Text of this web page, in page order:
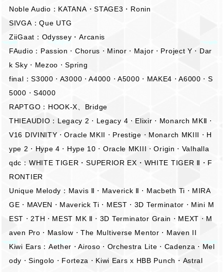
Noble Audio：KATANA・STAGE3・Ronin
SIVGA：Que UTG
ZiiGaat：Odyssey・Arcanis
FAudio：Passion ⋅ Chorus ⋅ Minor ⋅ Major ⋅ Project Y ⋅ Dar
k Sky ⋅ Mezoo ⋅ Spring
final：S3000 ⋅ A3000 ⋅ A4000 ⋅ A5000 ⋅ MAKE4 ⋅ A6000 ⋅ S
5000 ⋅ S4000
RAPTGO：HOOK-X、Bridge
THIEAUDIO：Legacy 2 ⋅ Legacy 4 ⋅ Elixir ⋅ Monarch MKⅡ ⋅
V16 DIVINITY ⋅ Oracle MKII ⋅ Prestige ⋅ Monarch MKIII ⋅ H
ype 2 ⋅ Hype 4 ⋅ Hype 10 ⋅ Oracle MKIII ⋅ Origin ⋅ Valhalla
qdc：WHITE TIGER・SUPERIOR EX・WHITE TIGER Ⅱ・F
RONTIER
Unique Melody：Mavis Ⅱ ⋅ Maverick Ⅱ ⋅ Macbeth Ti ⋅ MIRA
GE ⋅ MAVEN ⋅ Maverick Ti ⋅ MEST ⋅ 3D Terminator ⋅ Mini M
EST ⋅ 2TH ⋅ MEST MK Ⅱ ⋅ 3D Terminator Grain ⋅ MEXT ⋅ M
aven Pro ⋅ Maslow ⋅ The Multiverse Mentor ⋅ Maven II
Kiwi Ears：Aether ⋅ Airoso ⋅ Orchestra Lite ⋅ Cadenza ⋅ Mel
ody ⋅ Singolo ⋅ Forteza ⋅ Kiwi Ears x HBB Punch・Astral